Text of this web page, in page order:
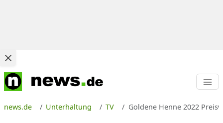
news.de Unterhaltung TV Goldene Henne 2022